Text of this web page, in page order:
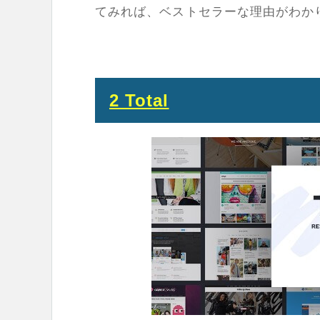
てみれば、ベストセラーな理由がわか
2 Total